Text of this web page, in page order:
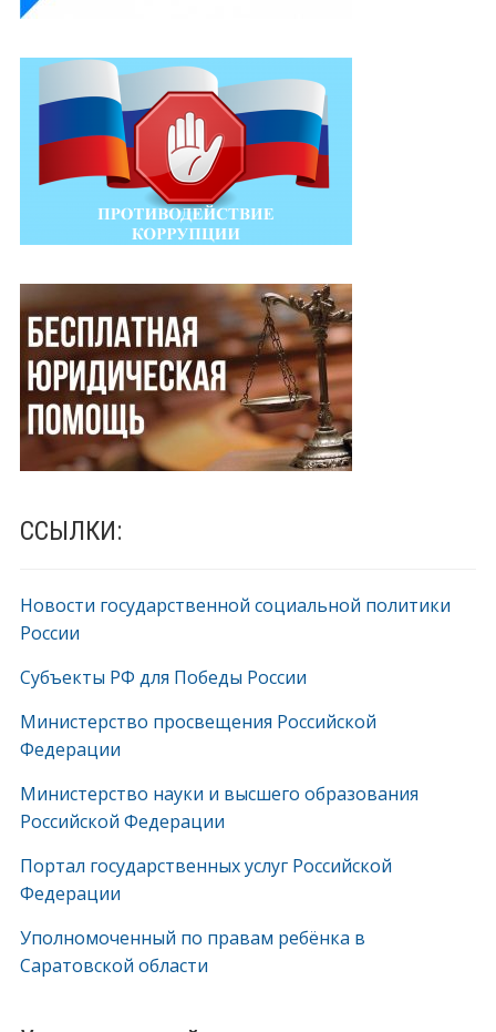
ССЫЛКИ:
Новости государственной социальной политики
России
Субъекты РФ для Победы России
Министерство просвещения Российской
Федерации
Министерство науки и высшего образования
Российской Федерации
Портал государственных услуг Российской
Федерации
Уполномоченный по правам ребёнка в
Саратовской области